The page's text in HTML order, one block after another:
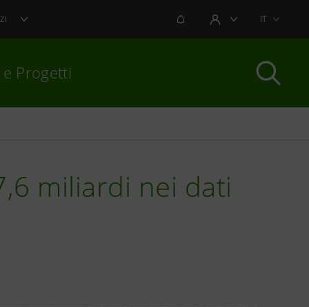
NOTIFICHEAREA UTENTEIT
e Progetti
miliardi nei dati